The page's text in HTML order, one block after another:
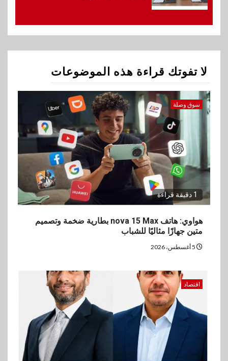
1
جهازًا مثاليًا للشباب
2 اقتصاد
إي اف چي فاينانس تستعرض
خطط نمو «بلد» لتعزيز حضورها
في سوق تحويلات المصريين
بالخارج
اخبار
بيان توضيحي صادر عن شركة
ناتجاس
4
سوق وصلة
vivo تشعل المنافسة في مصر
5
بنوك
نكست وكاف للتأمين يطلقان
تحالفًا استراتيجيًا لتقديم حلول
تأمينية متكاملة لعملاء البنك
لا تفوتك قراءة هذه الموضوعات
سوق وصلة
1 دقيقة قراءة
هواوي: هاتف nova 15 Max بطارية ضخمة وتصميم
متين جهازًا مثاليًا للشباب
اقتصاد